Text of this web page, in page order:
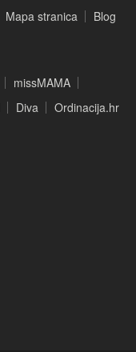
Mapa stranica Blog
missMAMA
Diva Ordinacija.hr